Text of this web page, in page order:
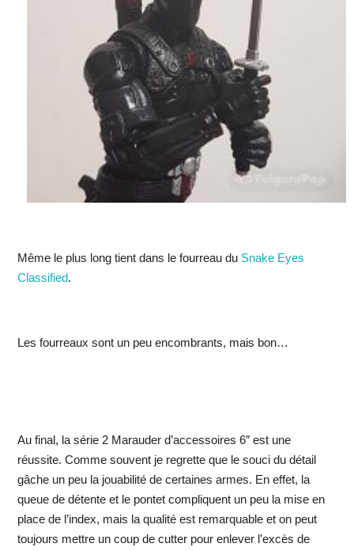
Même le plus long tient dans le fourreau du Snake Eyes
Classified.
Les fourreaux sont un peu encombrants, mais bon…
Au final, la série 2 Marauder d’accessoires 6″ est une
réussite. Comme souvent je regrette que le souci du détail
gâche un peu la jouabilité de certaines armes. En effet, la
queue de détente et le pontet compliquent un peu la mise en
place de l’index, mais la qualité est remarquable et on peut
toujours mettre un coup de cutter pour enlever l’excès de